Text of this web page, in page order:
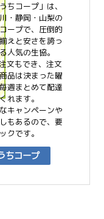
ちコープ」は、
・静岡・山梨の
ープで、圧倒的
えと安さを誇っ
人気の生協。
文もでき、注文
品は決まった曜
週まとめて配達
れます。
キャンペーンや
もあるので、要
クです。
ちコープ